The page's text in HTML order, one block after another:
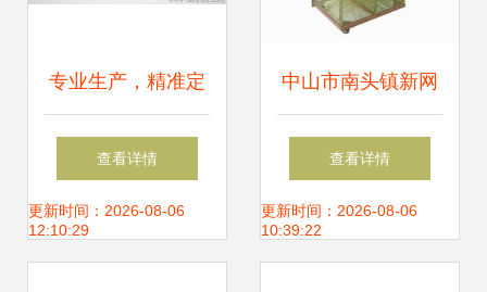
专业生产，精准定
制 铝件、不锈钢、
型材五金产品一站
查看详情
更新时间：2026-08-06
12:10:29
中山市南头镇新网
新五金制品厂——
五金零售中的优质
查看详情
更新时间：2026-08-06
10:39:22